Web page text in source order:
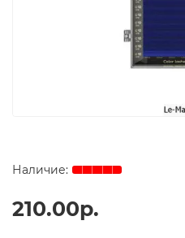
210.00р.